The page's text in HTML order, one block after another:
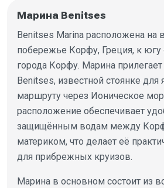
Марина Benitses
Benitses Marina расположена на
побережье Корфу, Греция, к югу
города Корфу. Марина
Benitses, известной стоянке
маршруту через Ионическое
расположение обеспечивает
защищённым водам между
материком, что делает её
для прибрежных круизов.
Марина в основном состоит из